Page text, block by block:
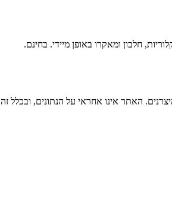
האתר אינו אחראי על הנתונים, ובכלל